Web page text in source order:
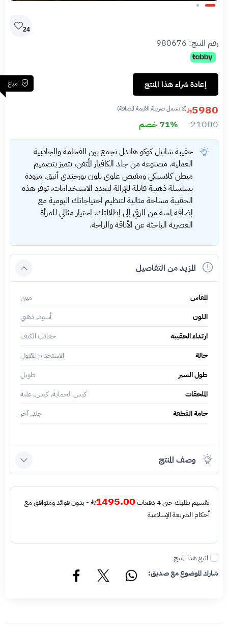
Slide 1 of 2
24
رقم المنتج: 980676
مباع إعادة شراء هذا المنتج
5980 (لا تشمل ضريبة القيمة المضافة)
21000 71% خصم
حقيبة شانيل كوكو هاندل تجمع بين الفخامة والجاذبية
العملية. مصنوعة من جلد الكافيار المُتقن، تتميز بتصميم
مبطن كلاسيكي ومقبض علوي بلون بورجندي أنيق. مزودة
بسلسلة ذهبية قابلة للإزالة لتعدد الاستخدامات، توفر هذه
الحقيبة مساحة مثالية لتنظيم احتياجاتك اليومية مع
إضافة لمسة من الرقي إلى إطلالتك. اختيار مثالي للمرأة
العصرية الباحثة عن الأناقة والراحة.
المزيد من التفاصيل
المقاس
ميني
اللون
أسود, ذهبي
ارتداء الحقيبة
حقائب الكتف
حالة
الاستخدام المقبول
طول السير
طويل
الملحقات
كيس الحماية, كيس, علبة
خامة القطعة
جلد, آخر
وصف المنتج
تقسيم طلبك حتى 4 دفعات 1495.00
- بدون فوائد ومتوافق مع
أحكام الشريعة الإسلامية
اتبع هذا المنتج
شارك الموضوع مع صديق: